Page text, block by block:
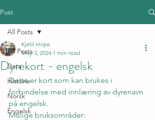
Post
All Posts
Data
Historie
Norsk
Engelsk
All Posts
Dyrekort - engelsk
Kjetil Hope
May 3, 2024 1 min read
Dette er kort som kan brukes i
forbindelse med innlæring av dyrenavn
på engelsk.
Mulige bruksområder: